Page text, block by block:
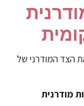
המודרני של